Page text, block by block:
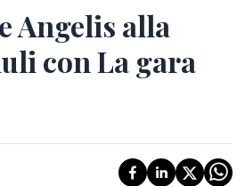
Angelis alla
con La gara